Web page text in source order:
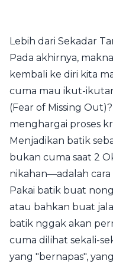
Lebih dari Sekadar
Pada akhirnya,
kembali ke diri kita
cuma mau ikut-
(Fear of Missing
menghargai proses
Menjadikan batik
bukan cuma saat 2
nikahan—adalah
Pakai batik buat
atau bahkan buat
batik nggak akan
cuma dilihat sekali-
yang "bernapas",